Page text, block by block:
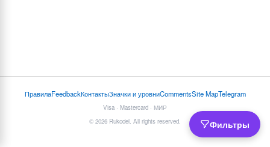
Фильтры
ПравилаFeedbackКонтактыЗначки и уровниCommentsSite MapTelegram
Visa · Mastercard · МИР
© 2026 Rukodel. All rights reserved.